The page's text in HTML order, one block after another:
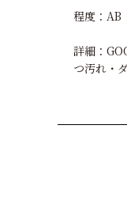
程度：AB
詳細：
つ汚れ・